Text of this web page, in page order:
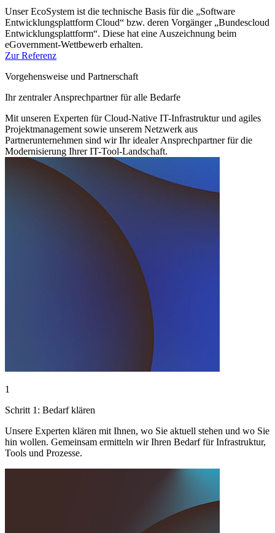
Unser EcoSystem ist die technische Basis für die „Software
Entwicklungsplattform Cloud“ bzw. deren Vorgänger „Bundescloud
Entwicklungsplattform“. Diese hat eine Auszeichnung beim
eGovernment-Wettbewerb erhalten.
Zur Referenz
Vorgehensweise und Partnerschaft
Ihr zentraler Ansprechpartner für alle Bedarfe
Mit unseren Experten für Cloud-Native IT-Infrastruktur und agiles
Projektmanagement sowie unserem Netzwerk aus
Partnerunternehmen sind wir Ihr idealer Ansprechpartner für die
Modernisierung Ihrer IT-Tool-Landschaft.
1
Schritt 1: Bedarf klären
Unsere Experten klären mit Ihnen, wo Sie aktuell stehen und wo Sie
hin wollen. Gemeinsam ermitteln wir Ihren Bedarf für Infrastruktur,
Tools und Prozesse.